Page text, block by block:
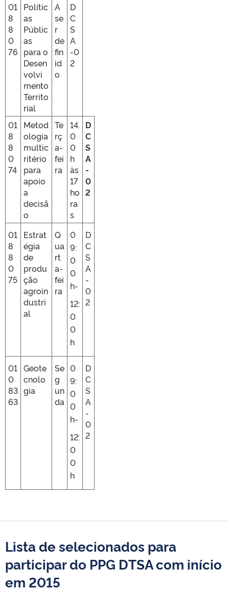
01
8
8
0
76
Polític
as
Públic
as
para o
Desen
volvi
mento
Territo
rial
A
se
r
de
fin
id
o
D
C
S
A
-0
2
01
8
8
0
74
Metod
ologia
multic
ritério
para
apoio
a
decisã
o
Te
rç
a-
fei
ra
14.
0
0
h
às
17
ho
ra
s
D
C
S
A
-
0
2
01
8
8
0
75
Estrat
égia
de
produ
ção
agroin
dustri
al
Q
ua
rt
a-
fei
ra
0
9:
0
0
h-
12:
0
0
h
D
C
S
A
-
0
2
01
0
83
63
Geote
cnolo
gia
Se
g
un
da
0
9:
0
0
h-
12:
0
0
h
D
C
S
A
-
0
2
Lista de selecionados para
participar do PPG DTSA com início
em 2015